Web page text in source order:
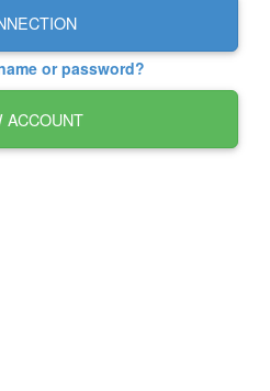
or password?
ACCOUNT